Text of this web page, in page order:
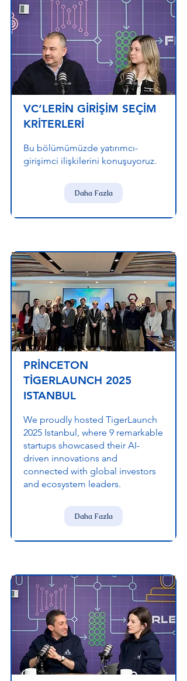
VC’LERİN GİRİŞİM SEÇİM
KRİTERLERİ
Bu bölümümüzde yatırımcı-
girişimci ilişkilerini konuşuyoruz.
Daha Fazla
PRİNCETON
TİGERLAUNCH 2025
ISTANBUL
We proudly hosted TigerLaunch
2025 Istanbul, where 9 remarkable
startups showcased their AI-
driven innovations and
connected with global investors
and ecosystem leaders.
Daha Fazla